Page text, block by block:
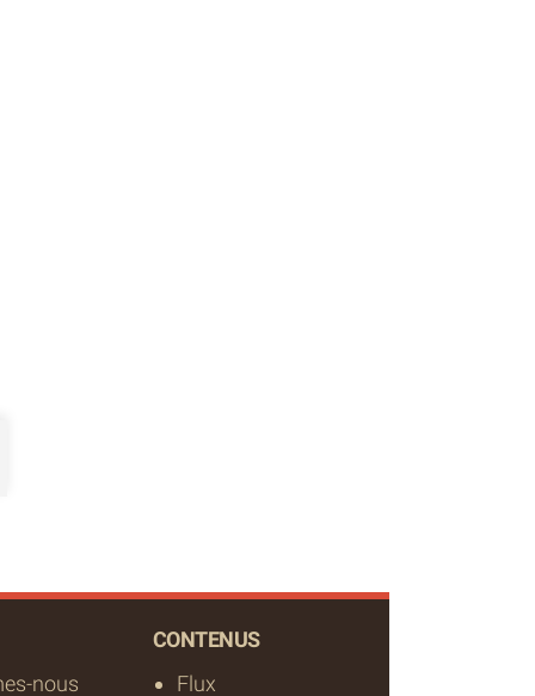
nous
CONTENUS
Flux